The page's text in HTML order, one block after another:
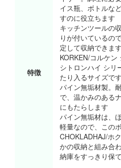
特徴
イス瓶、ボトルな
すのに役立ちます
キッチンツールの
りが付いているの
定して収納できます
KORKEN/コルケ
シトロンハイ シリ
たり入るサイズです
パイン無垢材製。
で、温かみのある
にもたらします
パイン無垢材は、
軽量なので、この
CHOKLADHAJ/ホ
かの収納と組み合
納庫をすっきり保